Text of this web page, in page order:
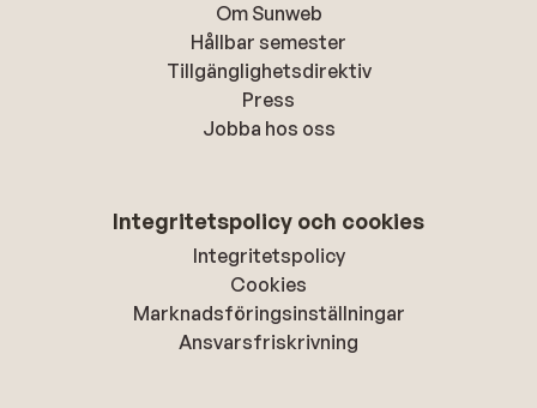
Om Sunweb
Hållbar semester
Tillgänglighetsdirektiv
Press
Jobba hos oss
Integritetspolicy och cookies
Integritetspolicy
Cookies
Marknadsföringsinställningar
Ansvarsfriskrivning